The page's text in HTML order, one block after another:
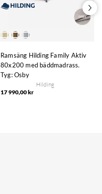
Ramsäng Hilding Family Aktiv
80x200 med bäddmadrass.
Tyg: Osby
Hilding
17 990,00 kr